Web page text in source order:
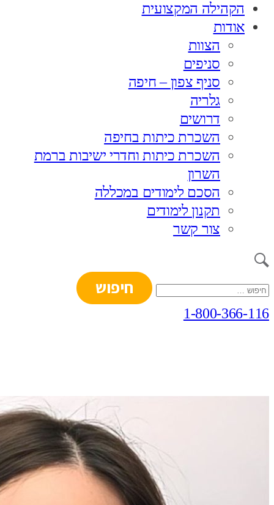
הקהילה המקצועית
אודות
הצוות
סניפים
סניף צפון – חיפה
גלריה
דרושים
השכרת כיתות בחיפה
השכרת כיתות וחדרי ישיבות ברמת
השרון
הסכם לימודים במכללה
תקנון לימודים
צור קשר
חיפוש:
1-800-366-116